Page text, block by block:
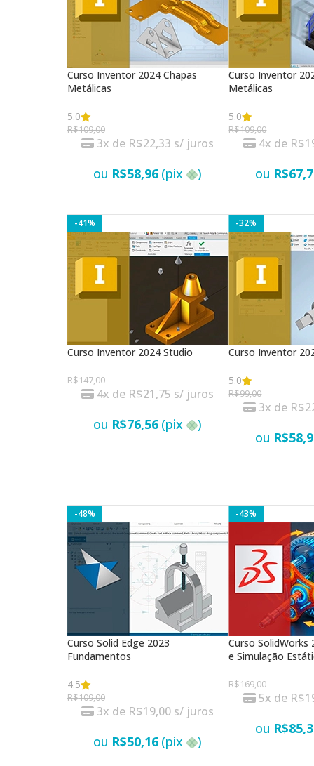
Curso Inventor 2024 Chapas
Metálicas
5.0
R$109,00
3x de R$22,33 s/ juros
ou R$58,96 (pix )
Curso Inventor
Metálicas
5.0
R$109,00
4x de R$
ou R$
-41%
Curso Inventor 2024 Studio
R$147,00
4x de R$21,75 s/ juros
ou R$76,56 (pix )
-32%
Curso Inventor
5.0
R$99,00
3x de R$
ou R$
-48%
Curso Solid Edge 2023
Fundamentos
4.5
R$109,00
3x de R$19,00 s/ juros
ou R$50,16 (pix )
-43%
Curso SolidWorks
e Simulação
R$169,00
5x de R$
ou R$